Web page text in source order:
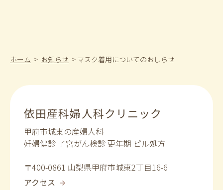
ホーム > お知らせ > マスク着用についてのおしらせ
依田産科婦人科クリニック
甲府市城東の産婦人科
妊婦健診 子宮がん検診 更年期 ピル処方
〒400-0861 山梨県甲府市城東2丁目16-6
アクセス